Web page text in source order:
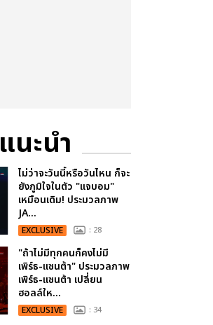
แนะนำ
ไม่ว่าจะวันนี้หรือวันไหน ก็จะ
ยังภูมิใจในตัว "แจบอม"
เหมือนเดิม! ประมวลภาพ
JA...
EXCLUSIVE : 28
"ถ้าไม่มีทุกคนก็คงไม่มี
เพิร์ธ-แซนต้า" ประมวลภาพ
เพิร์ธ-แซนต้า เปลี่ยน
ฮอลล์ให...
EXCLUSIVE : 34